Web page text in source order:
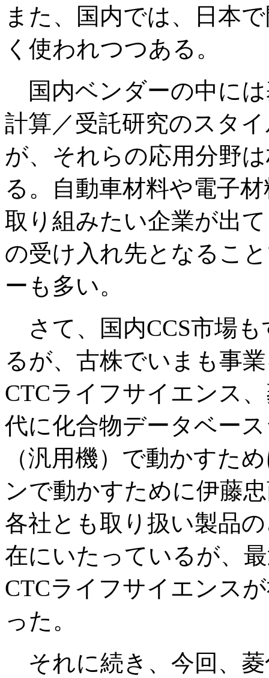
また、国内では、日本
く使われつつある。
国内ベンダーの中に
計算／受託研究のスタ
が、それらの応用分野
る。自動車材料や電子
取り組みたい企業が出
の受け入れ先となるこ
ーも多い。
さて、国内CCS市場
るが、古株でいまも事
CTCライフサイエンス
代に化合物データベー
（汎用機）で動かすた
ンで動かすために伊藤
各社とも取り扱い製品
在にいたっているが、
CTCライフサイエンス
った。
それに続き、今回、菱